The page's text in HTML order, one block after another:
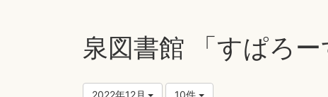
泉図書館 「すぱろー
2022年12月 10件